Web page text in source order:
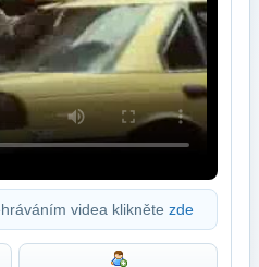
videa klikněte zde